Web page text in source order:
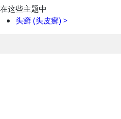
在这些主题中
头癣 (头皮癣) >